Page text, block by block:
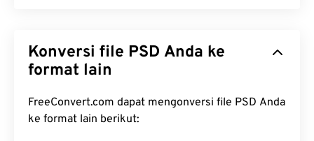
Konversi file PSD Anda ke
format lain
FreeConvert.com dapat mengonversi file PSD Anda
ke format lain berikut: